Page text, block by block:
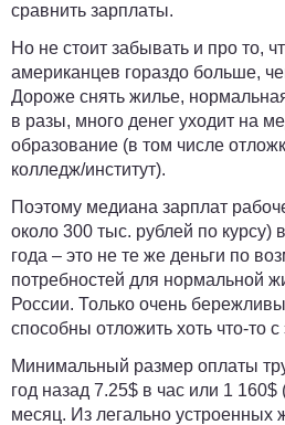
сравнить зарплаты.
Но не стоит забывать и про то,
американцев гораздо больше,
Дороже снять жилье,
в разы, много денег уходит на
образование (в том числе
колледж/институт).
Поэтому медиана зарплат
около 300 тыс. рублей по курсу)
года – это не те же деньги по
потребностей для нормальной
России. Только очень
способны отложить хоть что-то
Минимальный размер оплаты
год назад 7.25$ в час или 1 160$
месяц. Из легально устроенных